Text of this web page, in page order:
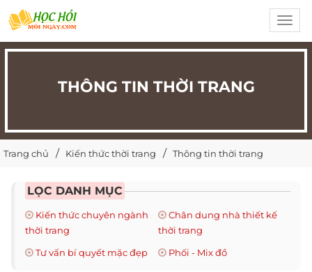
THÔNG TIN THỜI TRANG
Trang chủ Kiến thức thời trang Thông tin thời trang
LỌC DANH MỤC
Kiến thức chuyên ngành
thời trang
Chân dung nhà thiết kế
thời trang
Tư vấn bí quyết mặc đẹp
Phối - Mix đồ